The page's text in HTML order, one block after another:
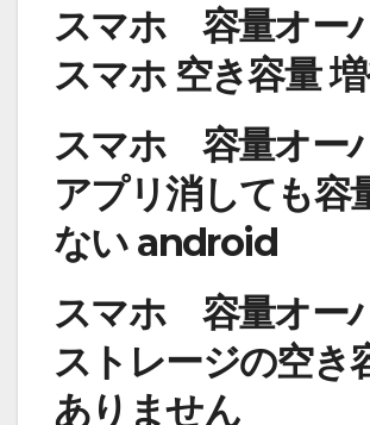
スマホ 容量オー
スマホ 空き容量
スマホ 容量オー
アプリ消しても容
ない android
スマホ 容量オー
ストレージの空き
ありません